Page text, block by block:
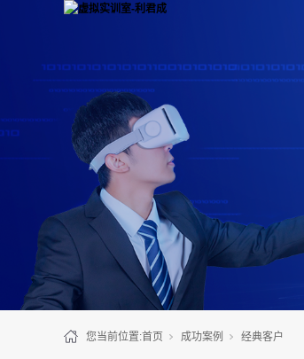
您当前位置:首页 成功案例 经典客户